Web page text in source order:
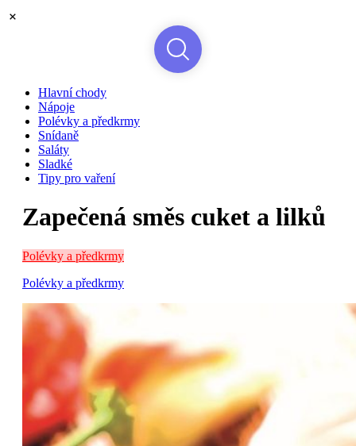
Hlavní chody
Nápoje
Polévky a předkrmy
Snídaně
Saláty
Sladké
Tipy pro vaření
Zapečená směs cuket a lilků
Polévky a předkrmy
Polévky a předkrmy